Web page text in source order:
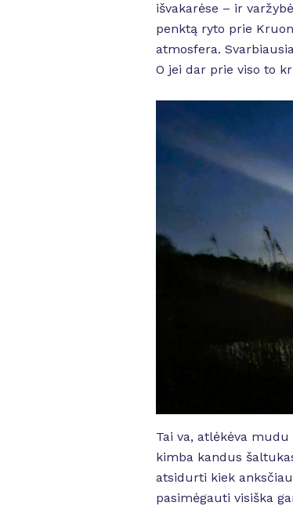
išvakarėse – ir
penktą ryto prie
atmosfera.
O jei dar prie viso to
Tai va, atlėkėva
kimba kandus
atsidurti kiek
pasimėgauti visiška